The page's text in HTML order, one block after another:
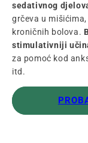
sedativnog
grčeva u
kroničnih bolova.
stimulativniji
za pomoć kod
itd.